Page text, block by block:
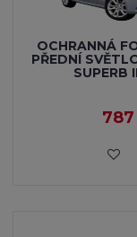
OCHRANNÁ
PŘEDNÍ
SUPERB
787
VLOŽIT